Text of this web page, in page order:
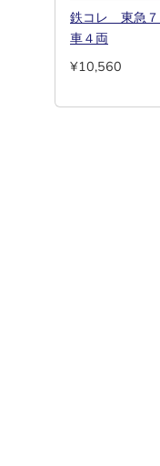
鉄コレ 東急７
車４両
¥10,560